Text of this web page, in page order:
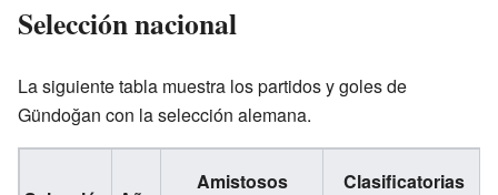
Selección nacional
La siguiente tabla muestra los partidos y goles de
Gündoğan con la selección alemana.
Amistosos
Clasificatorias